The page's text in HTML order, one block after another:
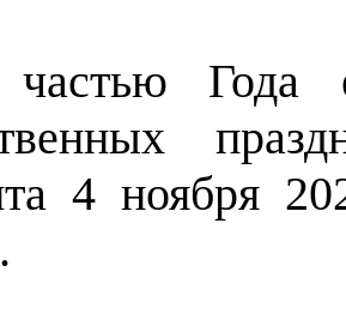
Года
4 ноября